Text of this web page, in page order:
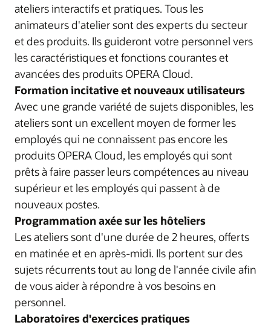
ateliers interactifs et pratiques. Tous les
animateurs d'atelier sont des experts du secteur
et des produits. Ils guideront votre personnel vers
les caractéristiques et fonctions courantes et
avancées des produits OPERA Cloud.
Formation incitative et nouveaux utilisateurs
Avec une grande variété de sujets disponibles, les
ateliers sont un excellent moyen de former les
employés qui ne connaissent pas encore les
produits OPERA Cloud, les employés qui sont
prêts à faire passer leurs compétences au niveau
supérieur et les employés qui passent à de
nouveaux postes.
Programmation axée sur les hôteliers
Les ateliers sont d'une durée de 2 heures, offerts
en matinée et en après-midi. Ils portent sur des
sujets récurrents tout au long de l'année civile afin
de vous aider à répondre à vos besoins en
personnel.
Laboratoires d'exercices pratiques